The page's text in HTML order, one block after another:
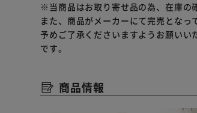
※当商品はお取り寄せ品の為、在庫の
また、商品がメーカーにて完売となっ
予めご了承くださいますようお願いい
です。
商品情報